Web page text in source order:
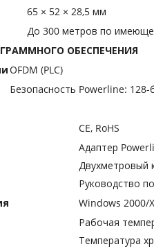
65 × 52 × 28,5 мм
До 300 метров по
ОБЕСПЕЧЕНИЯ
OFDM (PLC)
Безопасность Powerline: 128-
CE, RoHS
Адаптер
Двухметровый
Руководство
Windows 2000/
Рабочая
Температура